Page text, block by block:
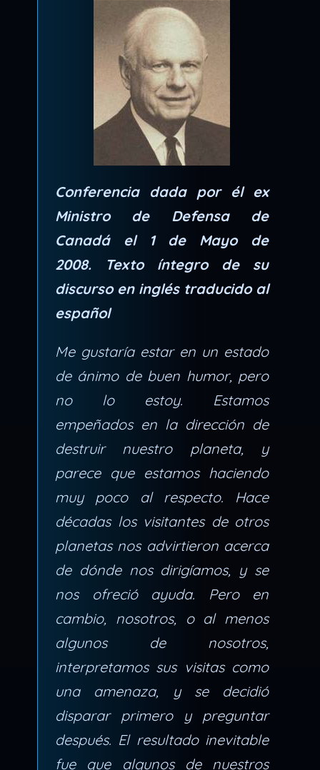
Conferencia dada por él ex
Ministro de Defensa de
Canadá el 1 de Mayo de
2008. Texto íntegro de su
discurso en inglés traducido al
español
Me gustaría estar en un estado
de ánimo de buen humor, pero
no lo estoy. Estamos
empeñados en la dirección de
destruir nuestro planeta, y
parece que estamos haciendo
muy poco al respecto. Hace
décadas los visitantes de otros
planetas nos advirtieron acerca
de dónde nos dirigíamos, y se
nos ofreció ayuda. Pero en
cambio, nosotros, o al menos
algunos de nosotros,
interpretamos sus visitas como
una amenaza, y se decidió
disparar primero y preguntar
después. El resultado inevitable
fue que algunos de nuestros